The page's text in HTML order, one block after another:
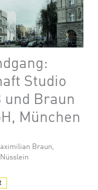
Studio
und Braun
München
Braun,